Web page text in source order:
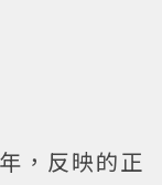
，反映的正